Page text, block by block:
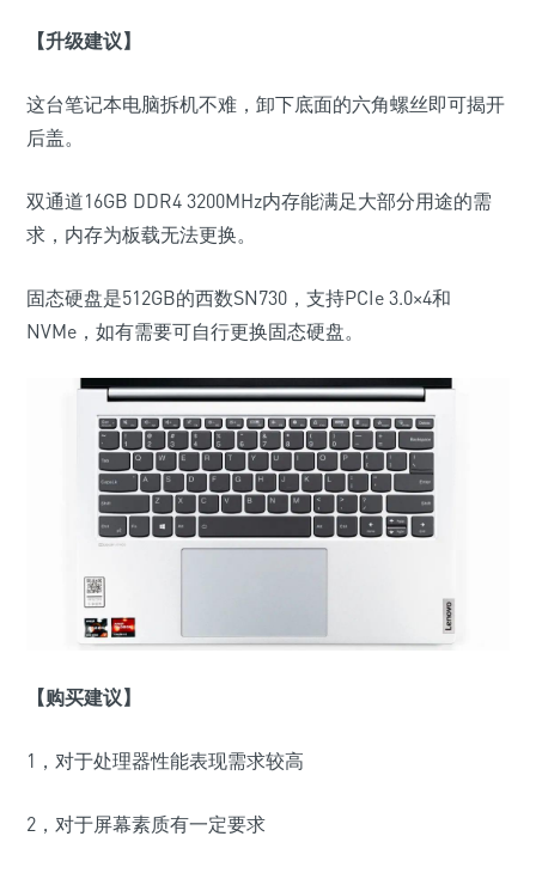
【升级建议】
这台笔记本电脑拆机不难，卸下底面的六角螺丝即可揭开
后盖。
双通道16GB DDR4 3200MHz内存能满足大部分用途的需
求，内存为板载无法更换。
固态硬盘是512GB的西数SN730，支持PCIe 3.0×4和
NVMe，如有需要可自行更换固态硬盘。
【购买建议】
1，对于处理器性能表现需求较高
2，对于屏幕素质有一定要求